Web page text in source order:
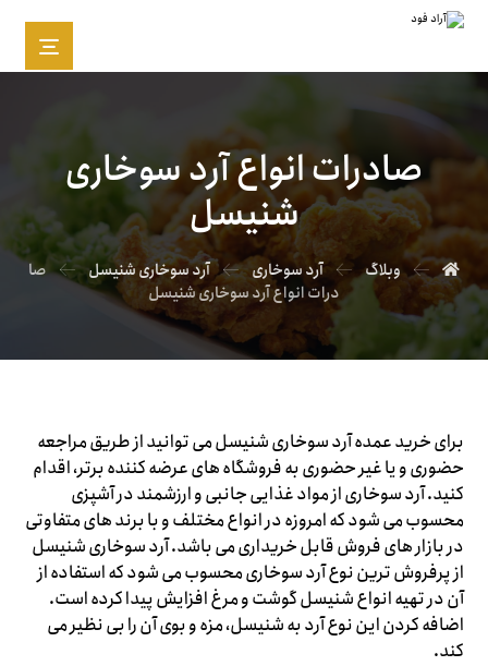
صادرات انواع آرد سوخاری
شنیسل
وبلاگ آرد سوخاری آرد سوخاری شنیسل
صا
درات انواع آرد سوخاری شنیسل
برای خرید عمده آرد سوخاری شنیسل می توانید از طریق مراجعه
حضوری و یا غیر حضوری به فروشگاه های عرضه کننده برتر، اقدام
کنید. آرد سوخاری از مواد غذایی جانبی و ارزشمند در آشپزی
محسوب می شود که امروزه در انواع مختلف و با برند های متفاوتی
در بازار های فروش قابل خریداری می باشد. آرد سوخاری شنیسل
از پرفروش ترین نوع آرد سوخاری محسوب می شود که استفاده از
آن در تهیه انواع شنیسل گوشت و مرغ افزایش پیدا کرده است.
اضافه کردن این نوع آرد به شنیسل، مزه و بوی آن را بی نظیر می
کند.